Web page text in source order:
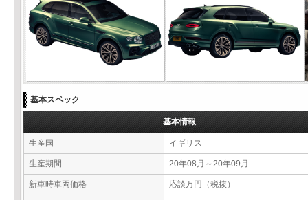
基本スペック
基本情報
生産国 イギリス
生産期間 20年08月～20年09月
新車時車両価格 応談万円（税抜）